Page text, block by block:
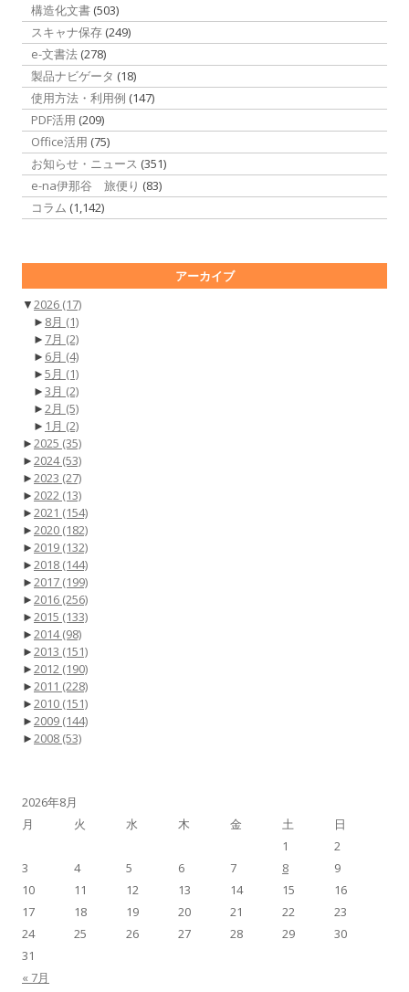
構造化文書 (503)
スキャナ保存 (249)
e-文書法 (278)
製品ナビゲータ (18)
使用方法・利用例 (147)
PDF活用 (209)
Office活用 (75)
お知らせ・ニュース (351)
e-na伊那谷 旅便り (83)
コラム (1,142)
アーカイブ
▼2026 (17)
► 8月 (1)
► 7月 (2)
► 6月 (4)
►5月 (1)
►3月 (2)
►2月 (5)
► 1月 (2)
►2025 (35)
►2024(53)
►2023 (27)
►2022 (13)
►2021 (154)
►2020 (182)
►2019 (132)
►2018 (144)
►2017 (199)
►2016 (256)
►2015 (133)
►2014(98)
►2013 (151)
►2012 (190)
►2011 (228)
►2010 (151)
►2009 (144)
►2008 (53)
2026年8月
月
火 水 木 金 土 日
« 7月
1
2
3
4 5 6 7 8
9
10
11 12 13 14 15
16
17
18 19 20 21 22
23
24
25 26 27 28 29
30
31